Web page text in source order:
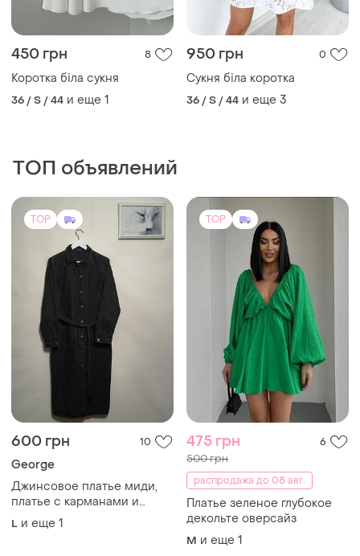
450 грн 8
Коротка біла сукня
36 / S / 44 и еще 1
950 грн 0
Сукня біла коротка
36 / S / 44 и еще 3
ТОП объявлений
TOP
600 грн 10
George
Джинсовое платье миди,
платье с карманами и
поясом, george.
L и еще 1
TOP
475 грн 6
500 грн
распродажа до 08 авг.
Платье зеленое глубокое
декольте оверсайз
M и еще 1